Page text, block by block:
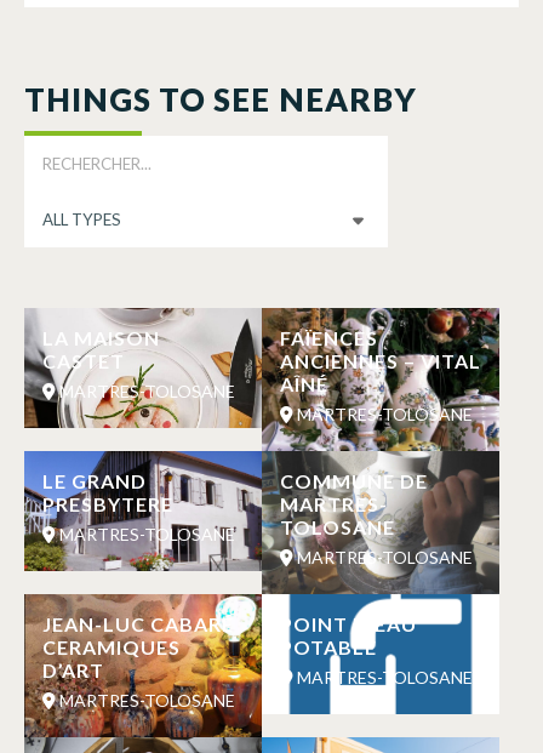
THINGS TO SEE NEARBY
LA MAISON
CASTET
MARTRES-TOLOSANE
FAÏENCES
ANCIENNES – VITAL
AÎNÉ
MARTRES-TOLOSANE
LE GRAND
PRESBYTERE
MARTRES-TOLOSANE
COMMUNE DE
MARTRES-
TOLOSANE
MARTRES-TOLOSANE
JEAN-LUC CABARÉ
CERAMIQUES
D’ART
MARTRES-TOLOSANE
POINT D’EAU
POTABLE
MARTRES-TOLOSANE